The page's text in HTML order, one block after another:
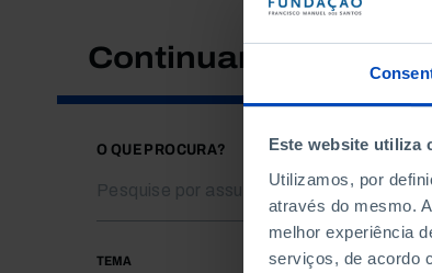
Este website utiliza
Utilizamos, por
através do mesmo.
melhor experiência
serviços, de acordo
Continuar a pesquisar
O QUE PROCURA?
TEMA